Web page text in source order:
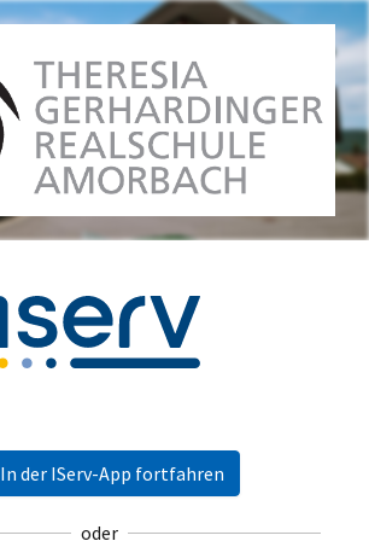
In der IServ-App fortfahren
oder